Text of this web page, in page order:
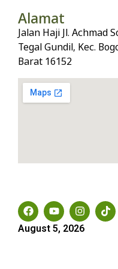
Alamat
Jalan Haji Jl. Achmad
Tegal Gundil, Kec.
Barat 16152
August 5, 2026